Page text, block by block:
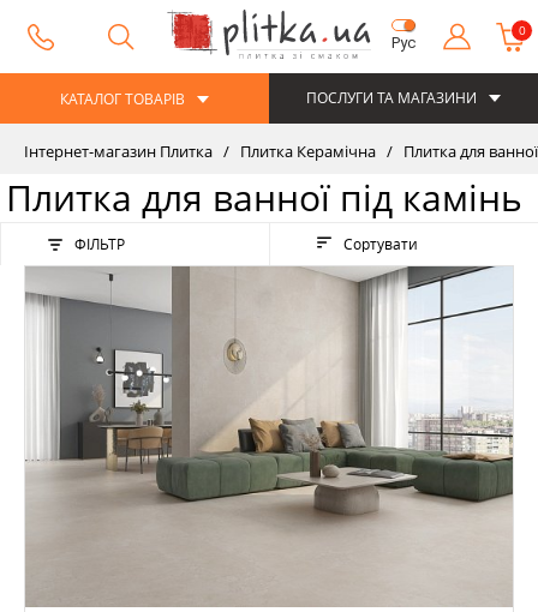
Рус
0
КАТАЛОГ ТОВАРІВ ПОСЛУГИ ТА МАГАЗИНИ
Інтернет-магазин Плитка Плитка Керамічна Плитка для ванної
Плитка для ванної під камінь
ФІЛЬТР Сортувати